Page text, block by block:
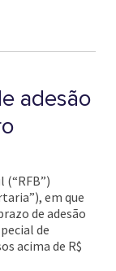
adesão
(“RFB”)
em que
de adesão
de
acima de R$